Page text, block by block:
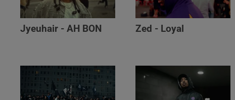
Jyeuhair - AH BON Zed - Loyal